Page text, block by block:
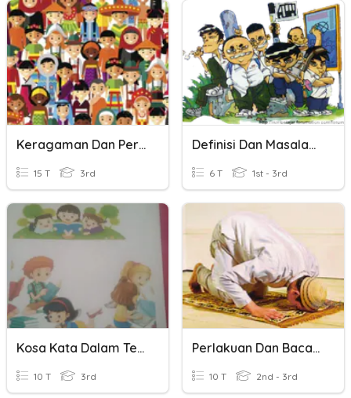
Keragaman Dan Persatuan Dalam Keragaman
15 T 3rd
Definisi Dan Masalah Sosial
6 T 1st - 3rd
Kosa Kata Dalam Teks Dan Pesan Dalam Dongeng
10 T 3rd
Perlakuan Dan Bacaan Dalam Solat
10 T 2nd - 3rd